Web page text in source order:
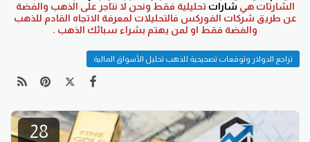
الشارتات هي شارات تحليلية فقط ونحن لا نتاجر على الذهب والفضة
عن طريق شركات الفوركس فالتحليلات لمعرفة الاتجاه القادم للذهب
والفضة فقط او لمن يهتم بشراء سبائك الذهب .
تراجع الدولار وتوقعات تصحيحية للذهب تحليل الأسواق المالية
28